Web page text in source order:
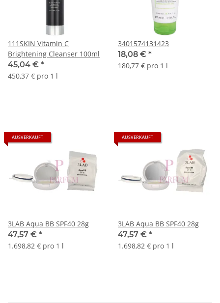
111SKIN Vitamin C
Brightening Cleanser 100ml
45,04 € *
450,37 € pro 1 l
3401574131423
18,08 € *
180,77 € pro 1 l
AUSVERKAUFT
3LAB Aqua BB SPF40 28g
47,57 € *
1.698,82 € pro 1 l
AUSVERKAUFT
3LAB Aqua BB SPF40 28g
47,57 € *
1.698,82 € pro 1 l